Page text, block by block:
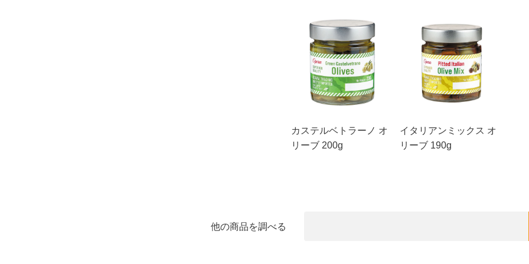
カステルベトラーノ オ
リーブ 200g
イタリアンミックス オ
リーブ 190g
他の商品を調べる